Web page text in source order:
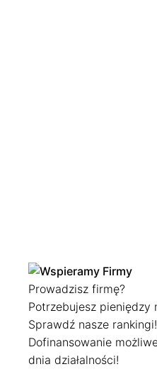
Prowadzisz firmę?
Potrzebujesz pieniędzy
Sprawdź nasze rankingi!
Dofinansowanie
dnia działalności!